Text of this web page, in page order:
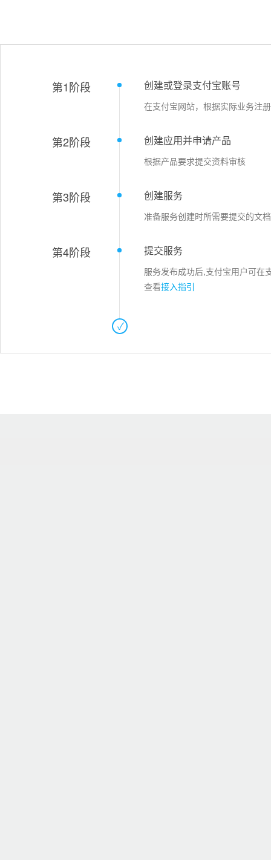
第1阶段 创建或登录支付宝账号
在支付宝网站，根据实际业务注
第2阶段 创建应用并申请产品
根据产品要求提交资料审核
第3阶段 创建服务
准备服务创建时所需要提交的文
第4阶段 提交服务
服务发布成功后,支付宝用户可
查看接入指引